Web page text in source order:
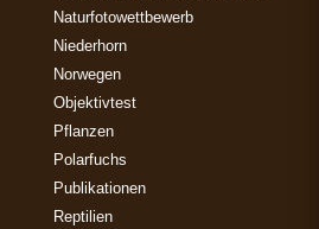
Naturfotowettbewerb
Niederhorn
Norwegen
Objektivtest
Pflanzen
Polarfuchs
Publikationen
Reptilien